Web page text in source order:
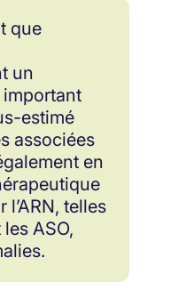
que
un
estimé
associées
en
l’ARN, telles
ASO,